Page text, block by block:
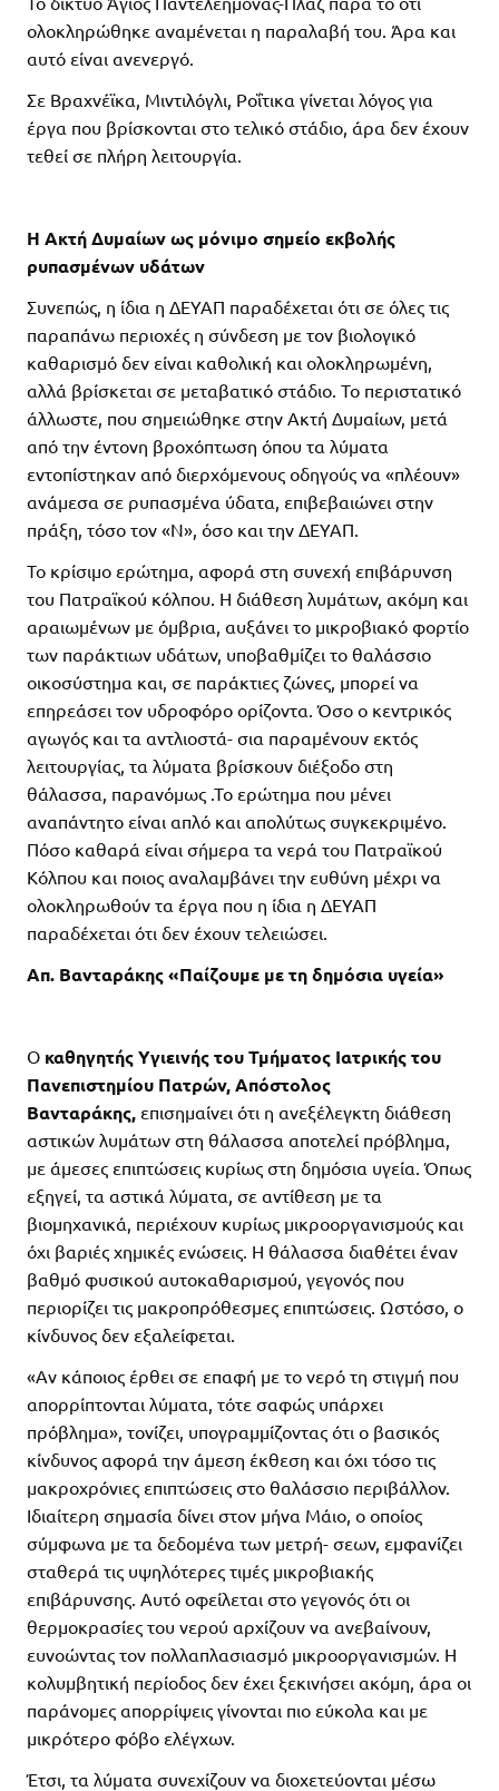
ολοκληρώθηκε αναμένεται η παραλαβή του. Άρα και
αυτό είναι ανενεργό.
Σε Βραχνέϊκα, Μιντιλόγλι, Ροΐτικα γίνεται λόγος για
έργα που βρίσκονται στο τελικό στάδιο, άρα δεν έχουν
τεθεί σε πλήρη λειτουργία.
Η Ακτή Δυμαίων ως μόνιμο σημείο εκβολής
ρυπασμένων υδάτων
Συνεπώς, η ίδια η ΔΕΥΑΠ παραδέχεται ότι σε όλες τις
παραπάνω περιοχές η σύνδεση με τον βιολογικό
καθαρισμό δεν είναι καθολική και ολοκληρωμένη,
αλλά βρίσκεται σε μεταβατικό στάδιο. Το περιστατικό
άλλωστε, που σημειώθηκε στην Ακτή Δυμαίων, μετά
από την έντονη βροχόπτωση όπου τα λύματα
εντοπίστηκαν από διερχόμενους οδηγούς να «πλέουν»
ανάμεσα σε ρυπασμένα ύδατα, επιβεβαιώνει στην
πράξη, τόσο τον «Ν», όσο και την ΔΕΥΑΠ.
Το κρίσιμο ερώτημα, αφορά στη συνεχή επιβάρυνση
του Πατραϊκού κόλπου. Η διάθεση λυμάτων, ακόμη και
αραιωμένων με όμβρια, αυξάνει το μικροβιακό φορτίο
των παράκτιων υδάτων, υποβαθμίζει το θαλάσσιο
οικοσύστημα και, σε παράκτιες ζώνες, μπορεί να
επηρεάσει τον υδροφόρο ορίζοντα. Όσο ο κεντρικός
αγωγός και τα αντλιοστά- σια παραμένουν εκτός
λειτουργίας, τα λύματα βρίσκουν διέξοδο στη
θάλασσα, παρανόμως .Το ερώτημα που μένει
αναπάντητο είναι απλό και απολύτως συγκεκριμένο.
Πόσο καθαρά είναι σήμερα τα νερά του Πατραϊκού
Κόλπου και ποιος αναλαμβάνει την ευθύνη μέχρι να
ολοκληρωθούν τα έργα που η ίδια η ΔΕΥΑΠ
παραδέχεται ότι δεν έχουν τελειώσει.
Aπ. Βανταράκης «Παίζουμε με τη δημόσια υγεία»
Ο καθηγητής Υγιεινής του Τμήματος Ιατρικής του
Πανεπιστημίου Πατρών, Απόστολος
Βανταράκης, επισημαίνει ότι η ανεξέλεγκτη διάθεση
αστικών λυμάτων στη θάλασσα αποτελεί πρόβλημα,
με άμεσες επιπτώσεις κυρίως στη δημόσια υγεία. Όπως
εξηγεί, τα αστικά λύματα, σε αντίθεση με τα
βιομηχανικά, περιέχουν κυρίως μικροοργανισμούς και
όχι βαριές χημικές ενώσεις. Η θάλασσα διαθέτει έναν
βαθμό φυσικού αυτοκαθαρισμού, γεγονός που
περιορίζει τις μακροπρόθεσμες επιπτώσεις. Ωστόσο, ο
κίνδυνος δεν εξαλείφεται.
«Αν κάποιος έρθει σε επαφή με το νερό τη στιγμή που
απορρίπτονται λύματα, τότε σαφώς υπάρχει
πρόβλημα», τονίζει, υπογραμμίζοντας ότι ο βασικός
κίνδυνος αφορά την άμεση έκθεση και όχι τόσο τις
μακροχρόνιες επιπτώσεις στο θαλάσσιο περιβάλλον.
Ιδιαίτερη σημασία δίνει στον μήνα Μάιο, ο οποίος
σύμφωνα με τα δεδομένα των μετρή- σεων, εμφανίζει
σταθερά τις υψηλότερες τιμές μικροβιακής
επιβάρυνσης. Αυτό οφείλεται στο γεγονός ότι οι
θερμοκρασίες του νερού αρχίζουν να ανεβαίνουν,
ευνοώντας τον πολλαπλασιασμό μικροοργανισμών. Η
κολυμβητική περίοδος δεν έχει ξεκινήσει ακόμη, άρα οι
παράνομες απορρίψεις γίνονται πιο εύκολα και με
μικρότερο φόβο ελέγχων.
Έτσι, τα λύματα συνεχίζουν να διοχετεύονται μέσω